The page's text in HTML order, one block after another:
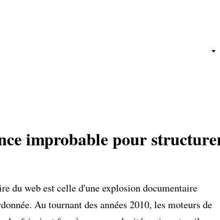
l'ère des moteurs génératifs (GEO)
de la stratégie de marque
improbable pour
du web est celle d'une explosion documentaire
Au tournant des années 2010, les moteurs de